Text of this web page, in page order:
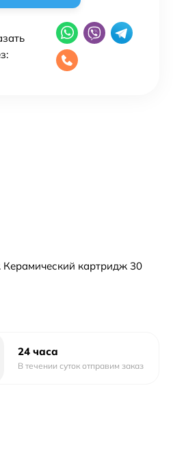
Керамический картридж 30
24 часа
В течении суток отправим заказ